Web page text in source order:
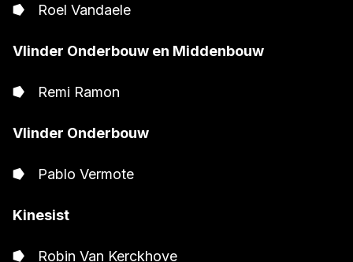
Roel Vandaele
Vlinder Onderbouw en Middenbouw
Remi Ramon
Vlinder Onderbouw
Pablo Vermote
Kinesist
Robin Van Kerckhove